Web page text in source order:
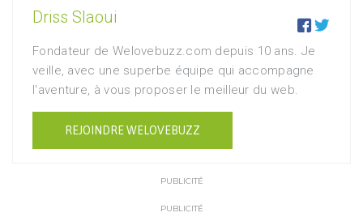
Driss Slaoui 

Fondateur de Welovebuzz.com depuis 10 ans. Je
veille, avec une superbe équipe qui accompagne
l'aventure, à vous proposer le meilleur du web.
REJOINDRE WELOVEBUZZ
PUBLICITÉ
PUBLICITÉ